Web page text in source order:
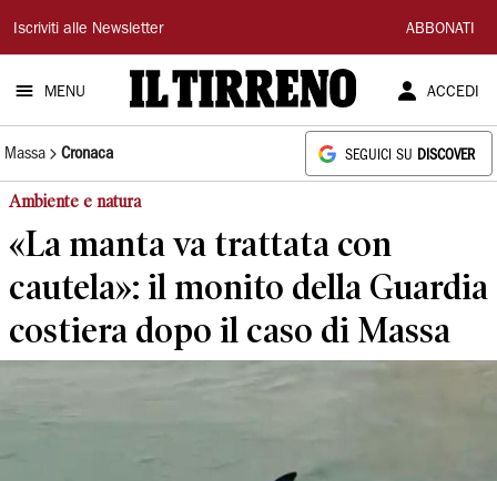
Il
Tirreno
Iscriviti alle Newsletter ABBONATI
MENU ACCEDI
Massa Cronaca SEGUICI SU DISCOVER
Ambiente e natura
«La manta va trattata con
cautela»: il monito della Guardia
costiera dopo il caso di Massa